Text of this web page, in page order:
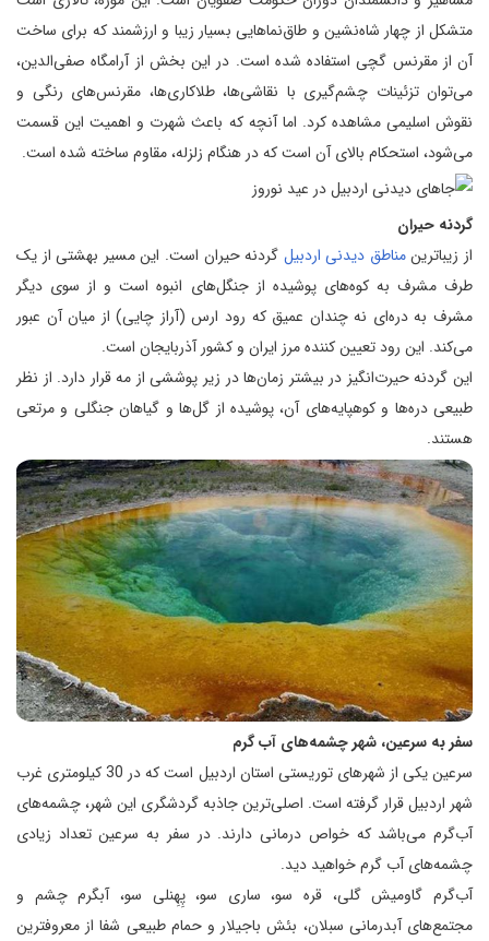
متشکل از چهار شاه‌نشین و طاق‌نماهایی بسیار زیبا و ارزشمند که برای ساخت
آن از مقرنس گچی استفاده شده است. در این بخش از آرامگاه صفی‌الدین،
می‌توان تزئینات چشم‌گیری با نقاشی‌ها، طلاکاری‌ها، مقرنس‌های رنگی و
نقوش اسلیمی مشاهده کرد. اما آنچه که باعث شهرت و اهمیت این قسمت
می‌شود، استحکام بالای آن است که در هنگام زلزله، مقاوم ساخته شده است.
گردنه حیران
از زیباترینمناطق دیدنی اردبیل گردنه حیران است. این مسیر بهشتی از یک
طرف مشرف به کوه‌های پوشیده از جنگل‌های انبوه ‌است و از سوی دیگر
مشرف به دره‌‌ای نه چندان عمیق که رود ارس (آراز چایی) از میان آن عبور
می‌کند. این رود تعیین کننده مرز ایران و کشور آذربایجان است.
این گردنه حیرت‌انگیز در بیشتر زمان‌ها در زیر پوششی از مه قرار دارد. از نظر
طبیعی دره‌ها و کوهپایه‌های آن، پوشیده از گل‌ها و گیاهان جنگلی و مرتعی
هستند.
سفر به سرعین، شهر چشمه‌های آب گرم
سرعین یکی از شهرهای توریستی استان اردبیل است که در 30 کیلومتری غرب
شهر اردبیل قرار گرفته است. اصلی‌ترین جاذبه گردشگری این شهر، چشمه‌های
آب‌گرم می‌باشد که خواص درمانی دارند. در سفر به سرعین تعداد زیادی
چشمه‌های آب گرم خواهید دید.
آب‌گرم گاومیش گلی، قره سو، ساری سو، پِهِنلی سو، آبگرم چشم و
مجتمع‌های آبدرمانی سبلان، بئش باجیلار و حمام طبیعی شفا از معروفترین